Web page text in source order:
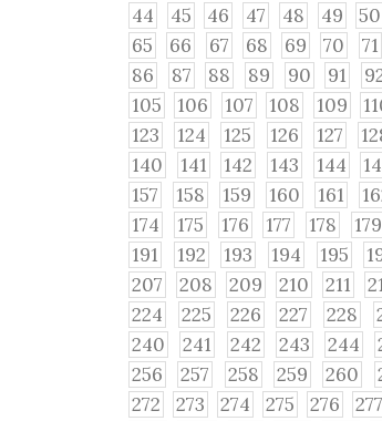
44
45 46 47 48 49 50
65
66 67 68 69 70 71
86
87 88 89 90 91
105
106 107 108 109
123
124 125 126 127
140
141 142 143 144
157
158 159 160 161
174
175 176 177 178 179
191
192 193 194 195
207
208 209 210 211
224
225 226 227 228
240
241 242 243 244
256
257 258 259 260
272
273 274 275 276 277